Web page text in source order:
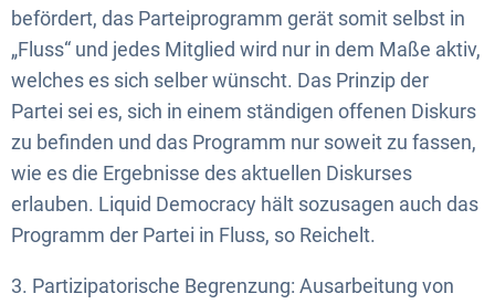
befördert, das Parteiprogramm gerät somit selbst in
„Fluss“ und jedes Mitglied wird nur in dem Maße aktiv,
welches es sich selber wünscht. Das Prinzip der
Partei sei es, sich in einem ständigen offenen Diskurs
zu befinden und das Programm nur soweit zu fassen,
wie es die Ergebnisse des aktuellen Diskurses
erlauben. Liquid Democracy hält sozusagen auch das
Programm der Partei in Fluss, so Reichelt.
3. Partizipatorische Begrenzung: Ausarbeitung von